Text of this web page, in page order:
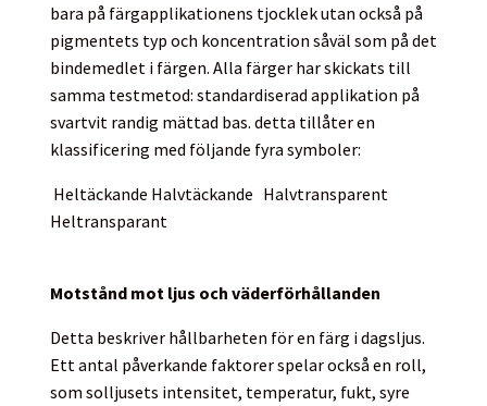
bara på färgapplikationens tjocklek utan också på
pigmentets typ och koncentration såväl som på det
bindemedlet i färgen. Alla färger har skickats till
samma testmetod: standardiserad applikation på
svartvit randig mättad bas. detta tillåter en
klassificering med följande fyra symboler:
Heltäckande Halvtäckande Halvtransparent
Heltransparant
Motstånd mot ljus och väderförhållanden
Detta beskriver hållbarheten för en färg i dagsljus.
Ett antal påverkande faktorer spelar också en roll,
som solljusets intensitet, temperatur, fukt, syre